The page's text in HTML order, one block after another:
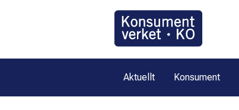
Aktuellt Konsument